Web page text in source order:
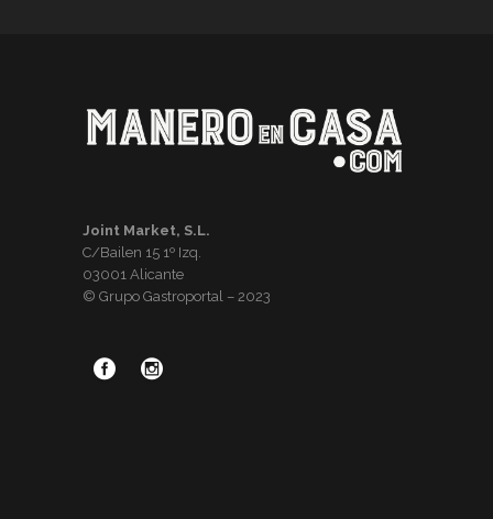
Joint Market, S.L.
C/Bailen 15 1º Izq.
03001 Alicante
© Grupo Gastroportal – 2023